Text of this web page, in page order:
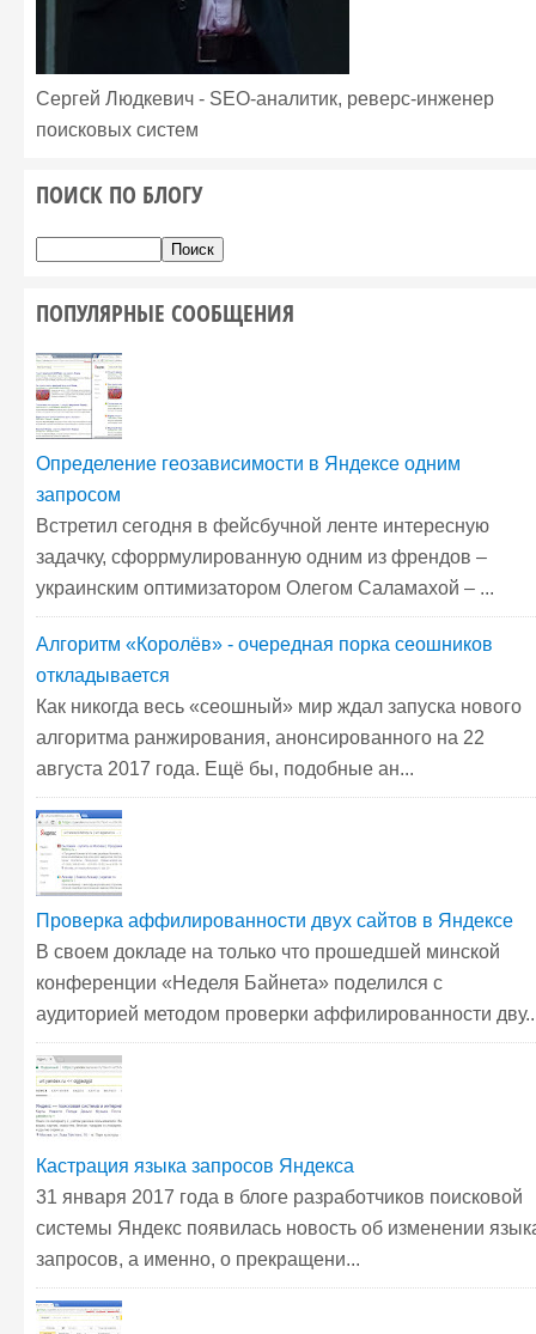
Сергей Людкевич - SEO-аналитик, реверс-инженер
поисковых систем
ПОИСК ПО БЛОГУ
ПОПУЛЯРНЫЕ СООБЩЕНИЯ
Определение геозависимости в Яндексе одним
запросом
Встретил сегодня в фейсбучной ленте интересную
задачку, сфоррмулированную одним из френдов –
украинским оптимизатором Олегом Саламахой – ...
Алгоритм «Королёв» - очередная порка сеошников
откладывается
Как никогда весь «сеошный» мир ждал запуска нового
алгоритма ранжирования, анонсированного на 22
августа 2017 года. Ещё бы, подобные ан...
Проверка аффилированности двух сайтов в Яндексе
В своем докладе на только что прошедшей минской
конференции «Неделя Байнета» поделился с
аудиторией методом проверки аффилированности
Кастрация языка запросов Яндекса
31 января 2017 года в блоге разработчиков поисковой
системы Яндекс появилась новость об изменении
запросов, а именно, о прекращени...